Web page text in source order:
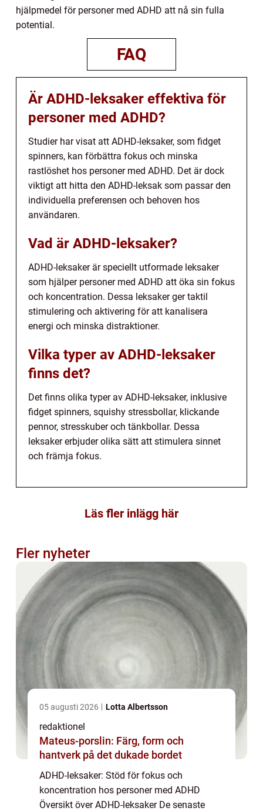
hjälpmedel för personer med ADHD att nå sin fulla
potential.
FAQ
Är ADHD-leksaker effektiva för
personer med ADHD?
Studier har visat att ADHD-leksaker, som fidget
spinners, kan förbättra fokus och minska
rastlöshet hos personer med ADHD. Det är dock
viktigt att hitta den ADHD-leksak som passar den
individuella preferensen och behoven hos
användaren.
Vad är ADHD-leksaker?
ADHD-leksaker är speciellt utformade leksaker
som hjälper personer med ADHD att öka sin fokus
och koncentration. Dessa leksaker ger taktil
stimulering och aktivering för att kanalisera
energi och minska distraktioner.
Vilka typer av ADHD-leksaker
finns det?
Det finns olika typer av ADHD-leksaker, inklusive
fidget spinners, squishy stressbollar, klickande
pennor, stresskuber och tänkbollar. Dessa
leksaker erbjuder olika sätt att stimulera sinnet
och främja fokus.
Läs fler inlägg här
Fler nyheter
05 augusti 2026 Lotta Albertsson
redaktionel
Mateus-porslin: Färg, form och
hantverk på det dukade bordet
ADHD-leksaker: Stöd för fokus och
koncentration hos personer med ADHD
Översikt över ADHD-leksaker De senaste